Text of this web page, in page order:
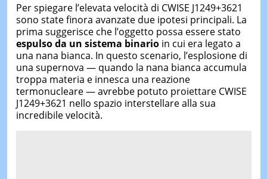
Per spiegare l’elevata velocità di CWISE J1249+3621
sono state finora avanzate due ipotesi principali. La
prima suggerisce che l’oggetto possa essere stato
espulso da un sistema binarioin cui era legato a
una nana bianca. In questo scenario, l’esplosione di
una supernova — quando la nana bianca accumula
troppa materia e innesca una reazione
termonucleare — avrebbe potuto proiettare CWISE
J1249+3621 nello spazio interstellare alla sua
incredibile velocità.